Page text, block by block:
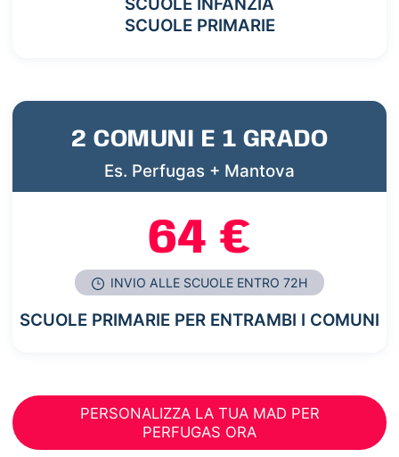
SCUOLE PRIMARIE
2 COMUNI E 1 GRADO
Es. Perfugas + Mantova
64 €
INVIO ALLE SCUOLE ENTRO 72H
SCUOLE PRIMARIE PER ENTRAMBI I COMUNI
PERSONALIZZA LA TUA MAD PER
PERFUGAS ORA